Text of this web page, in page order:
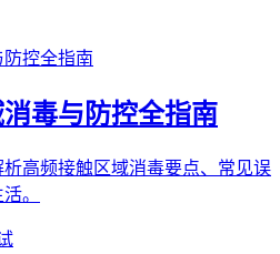
毒与防控全指南
高频接触区域消毒要点、常见误
。